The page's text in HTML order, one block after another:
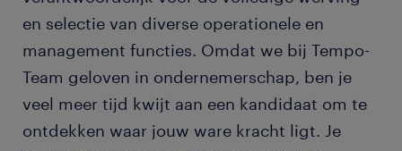
en selectie van diverse operationele en
management functies. Omdat we bij Tempo-
Team geloven in ondernemerschap, ben je
veel meer tijd kwijt aan een kandidaat om te
ontdekken waar jouw ware kracht ligt. Je